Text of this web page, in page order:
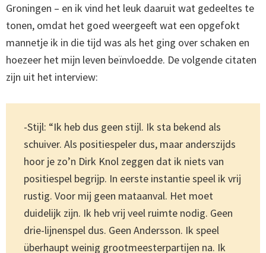
Groningen – en ik vind het leuk daaruit wat gedeeltes te
tonen, omdat het goed weergeeft wat een opgefokt
mannetje ik in die tijd was als het ging over schaken en
hoezeer het mijn leven beïnvloedde. De volgende citaten
zijn uit het interview:
-Stijl: “Ik heb dus geen stijl. Ik sta bekend als
schuiver. Als positiespeler dus, maar anderszijds
hoor je zo’n Dirk Knol zeggen dat ik niets van
positiespel begrijp. In eerste instantie speel ik vrij
rustig. Voor mij geen mataanval. Het moet
duidelijk zijn. Ik heb vrij veel ruimte nodig. Geen
drie-lijnenspel dus. Geen Andersson. Ik speel
überhaupt weinig grootmeesterpartijen na. Ik